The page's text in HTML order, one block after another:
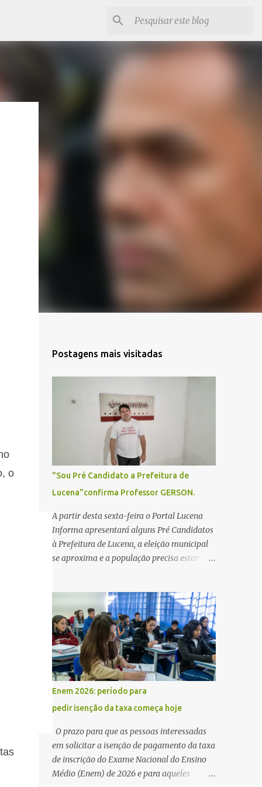
o
Postagens mais visitadas
"Sou Pré Candidato a Prefeitura de
Lucena"confirma Professor GERSON.
A partir desta sexta-feira o Portal Lucena
Informa apresentará alguns Pré Candidatos
à Prefeitura de Lucena, a eleição municipal
se aproxima e a população precisa estar
articulações e possíveis junções para manter
ou conquistar eleitorado. Confirmados até
agora como Pré candidatos Alex Monteiro,
Léo Bandeira Valcinete Araújo e Professor
Gerson Andrade há possibilidade de mais
nomes aparecer , ficaremos no aguardo para
trazer mais informações. A primeira
entrevista foi com o inimaginável Gerson
Andrade ,Professor da Rede Municipal
(efetivo), supervisor, Formado em Pedagogia
e Biomedicina pela UFPB. Leciona no Otto
Illi, Gilberto Inácio, Ellinora Dornellas
,Escola Américo Falcão. Gerson nos contou
Enem 2026: período para
pedir isenção da taxa começa hoje
O prazo para que as pessoas interessadas
em solicitar a isenção de pagamento da taxa
de inscrição do Exame Nacional do Ensino
Médio (Enem) de 2026 e para aqueles